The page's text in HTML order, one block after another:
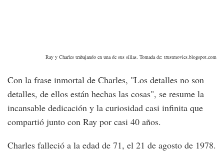
Ray y Charles trabajando en una de sus sillas. Tomada de: trustmovies.blogspot.com
Con la frase inmortal de Charles, "Los detalles no son
detalles, de ellos están hechas las cosas", se resume la
incansable dedicación y la curiosidad casi infinita que
compartió junto con Ray por casi 40 años.
Charles falleció a la edad de 71, el 21 de agosto de 1978.